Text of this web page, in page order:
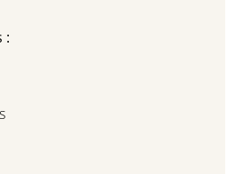
: